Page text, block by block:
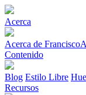
Acerca
Acerca de
Contenido
Blog Estilo Libre
Recursos